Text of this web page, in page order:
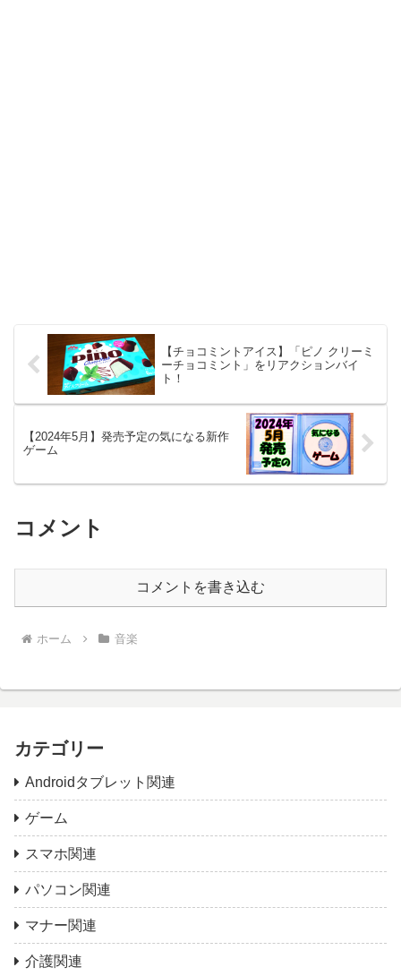
【チョコミントアイス】「ピノ クリーミ
ーチョコミント」をリアクションバイ
ト！
【2024年5月】発売予定の気になる新作
ゲーム
コメント
コメントを書き込む
ホーム 音楽
カテゴリー
Androidタブレット関連
ゲーム
スマホ関連
パソコン関連
マナー関連
介護関連